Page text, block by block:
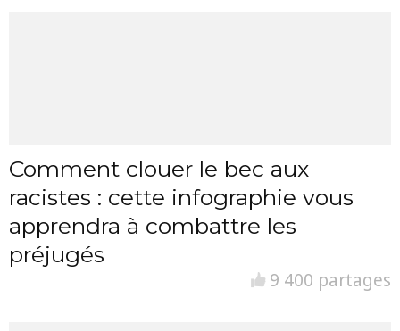
Comment clouer le bec aux
racistes : cette infographie vous
apprendra à combattre les
préjugés
9 400 partages